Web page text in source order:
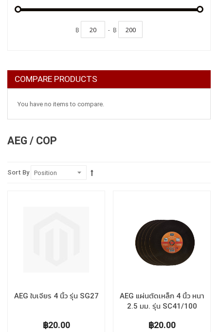
AEG / COP
Sort By
AEG ใบเจียร 4 นิ้ว รุ่น SG27
฿20.00
AEG แผ่นตัดเหล็ก 4 นิ้ว หนา
2.5 มม. รุ่น SC41/100
฿20.00
฿ - ฿
COMPARE PRODUCTS
You have no items to compare.